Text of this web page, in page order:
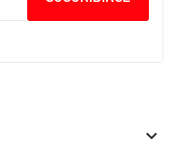
keyboard_arrow_down